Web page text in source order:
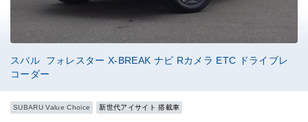
スバル フォレスター X-BREAK ナビ Rカメラ ETC ドライブレ
コーダー
SUBARU Value Choice 新世代アイサイト 搭載車